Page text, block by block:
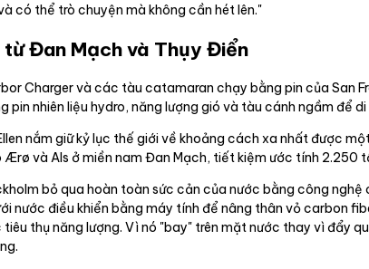
có thể trò chuyện mà không cần hét lên."
Đan Mạch và Thụy Điển
Charger và các tàu catamaran chạy bằng pin của San
pin nhiên liệu hydro, năng lượng gió và tàu cánh ngầm để
nắm giữ kỷ lục thế giới về khoảng cách xa nhất được
và Als ở miền nam Đan Mạch, tiết kiệm ước tính 2.250
bỏ qua hoàn toàn sức cản của nước bằng công
nước điều khiển bằng máy tính để nâng thân vỏ carbon
thụ năng lượng. Vì nó "bay" trên mặt nước thay vì đẩy